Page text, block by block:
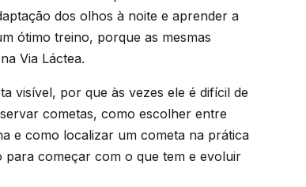
dos olhos à noite e aprender a
ótimo treino, porque as mesmas
Via Láctea.
visível, por que às vezes ele é difícil de
cometas, como escolher entre
e como localizar um cometa na prática
começar com o que tem e evoluir